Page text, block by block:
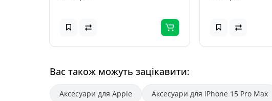
Вас також можуть зацікавити:
Аксесуари для Apple Аксесуари для iPhone 15 Pro Max